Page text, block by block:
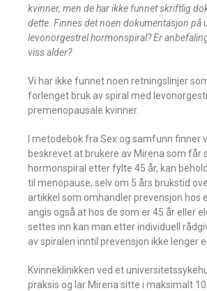
kvinner, men de har ikke funnet skriftlig
dette. Finnes det noen dokumentasjon på
levonorgestrel hormonspiral? Er
viss alder?
Vi har ikke funnet noen retningslinjer
forlenget bruk av spiral med
premenopausale kvinner.
I metodebok fra Sex og samfunn finner
beskrevet at brukere av Mirena som får
hormonspiral etter fylte 45 år, kan
til menopause, selv om 5 års brukstid
artikkel som omhandler prevensjon hos
angis også at hos de som er 45 år eller
settes inn kan man etter individuell
av spiralen inntil prevensjon ikke lenger
Kvinneklinikken ved et
praksis og lar Mirena sitte i maksimalt